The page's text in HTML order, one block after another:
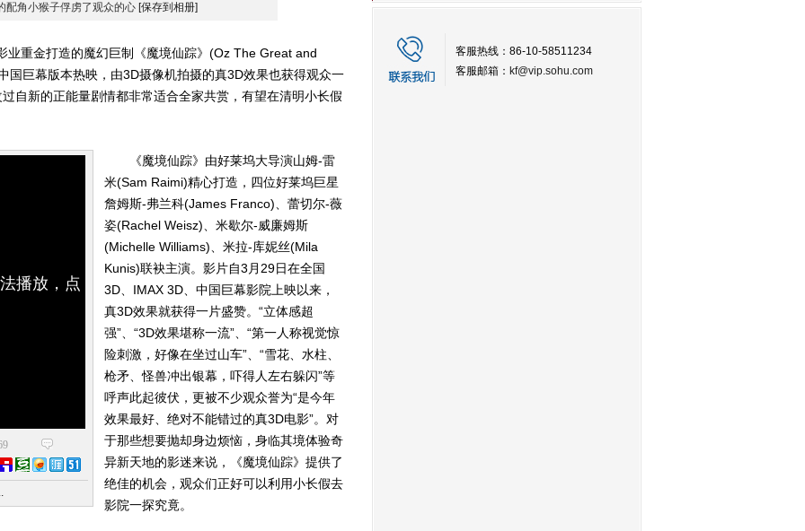
配角小猴子俘虏了观众的心 [保存到相册]
金打造的魔幻巨制《魔境仙踪》(Oz The Great and
国巨幕版本热映，由3D摄像机拍摄的真3D效果也获得观众一
自新的正能量剧情都非常适合全家共赏，有望在清明小长假
播放，点
《魔境仙踪》由好莱坞大导演山姆-雷
米(Sam Raimi)精心打造，四位好莱坞巨星
詹姆斯-弗兰科(James Franco)、蕾切尔-薇
姿(Rachel Weisz)、米歇尔-威廉姆斯
(Michelle Williams)、米拉-库妮丝(Mila
Kunis)联袂主演。影片自3月29日在全国
3D、IMAX 3D、中国巨幕影院上映以来，
真3D效果就获得一片盛赞。“立体感超
强”、“3D效果堪称一流”、“第一人称视觉惊
险刺激，好像在坐过山车”、“雪花、水柱、
枪矛、怪兽冲出银幕，吓得人左右躲闪”等
呼声此起彼伏，更被不少观众誉为“是今年
效果最好、绝对不能错过的真3D电影”。对
于那些想要抛却身边烦恼，身临其境体验奇
异新天地的影迷来说，《魔境仙踪》提供了
绝佳的机会，观众们正好可以利用小长假去
影院一探究竟。
客服热线：86-10-58511234
客服邮箱： kf@vip.sohu.com